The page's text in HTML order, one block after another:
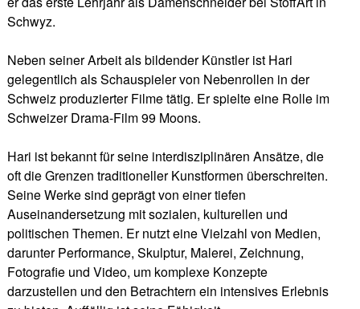
Schwyz.
Neben seiner Arbeit als bildender Künstler ist Hari
gelegentlich als Schauspieler von Nebenrollen in der
Schweiz produzierter Filme tätig. Er spielte eine Rolle im
Schweizer Drama-Film 99 Moons.
Hari ist bekannt für seine interdisziplinären Ansätze, die
oft die Grenzen traditioneller Kunstformen überschreiten.
Seine Werke sind geprägt von einer tiefen
Auseinandersetzung mit sozialen, kulturellen und
politischen Themen. Er nutzt eine Vielzahl von Medien,
darunter Performance, Skulptur, Malerei, Zeichnung,
Fotografie und Video, um komplexe Konzepte
darzustellen und den Betrachtern ein intensives Erlebnis